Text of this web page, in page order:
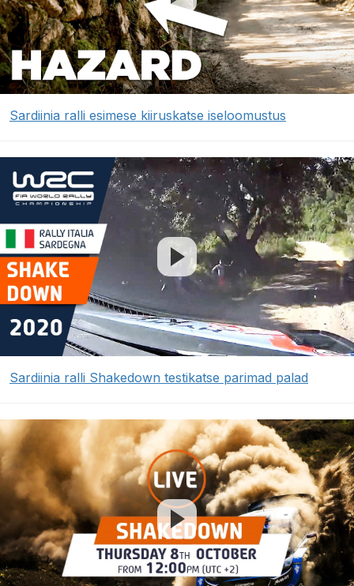
Sardiinia ralli esimese kiiruskatse iseloomustus
Sardiinia ralli Shakedown testikatse parimad palad